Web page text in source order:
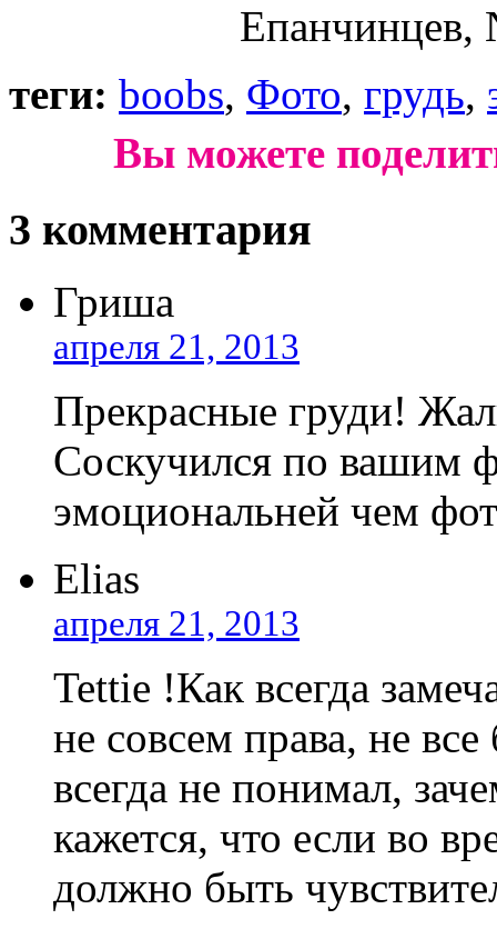
Епанчинцев,
теги: boobs, Фото, грудь,
Вы можете
3 комментария
Гриша
апреля 21, 2013
Прекрасные груди!
Соскучился по вашим
эмоциональней чем
Elias
апреля 21, 2013
Tettie !Как всегда
не совсем права, не
всегда не понимал,
кажется, что если во
должно быть